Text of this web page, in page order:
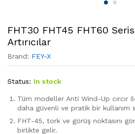
FHT30 FHT45 FHT60
Artırıcılar
Brand: FEY-X
Status: In stock
Tüm modeller Anti Wind-Up cırcır
daha güvenli ve pratik bir kullanım
FHT-45, tork ve görüş noktasını
birlikte gelir.